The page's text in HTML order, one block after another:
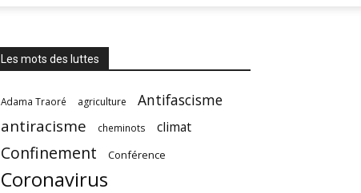
Les mots des luttes
Adama Traoré agriculture Antifascisme
antiracisme cheminots climat
Confinement Conférence
Coronavirus